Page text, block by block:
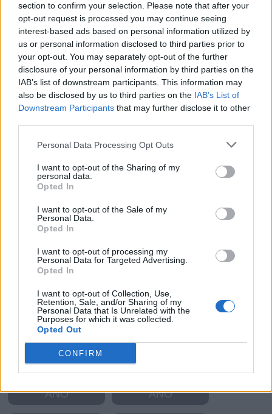
section to confirm your selection. Please note that after your
opt-out request is processed you may continue seeing
interest-based ads based on personal information utilized by
us or personal information disclosed to third parties prior to
your opt-out. You may separately opt-out of the further
disclosure of your personal information by third parties on the
IAB’s list of downstream participants. This information may
also be disclosed by us to third parties on the IAB’s List of
Downstream Participants that may further disclose it to other
Personal Data Processing Opt Outs
I want to opt-out of the Sharing of my
personal data.
Opted In
I want to opt-out of the Sale of my
Personal Data.
Opted In
I want to opt-out of processing my
Personal Data for Targeted Advertising.
Opted In
I want to opt-out of Collection, Use,
Retention, Sale, and/or Sharing of my
Personal Data that Is Unrelated with the
Purposes for which it was collected.
Opted Out
CONFIRM
COMA EMO
EMO COME
MACHO
AÑO AÑO